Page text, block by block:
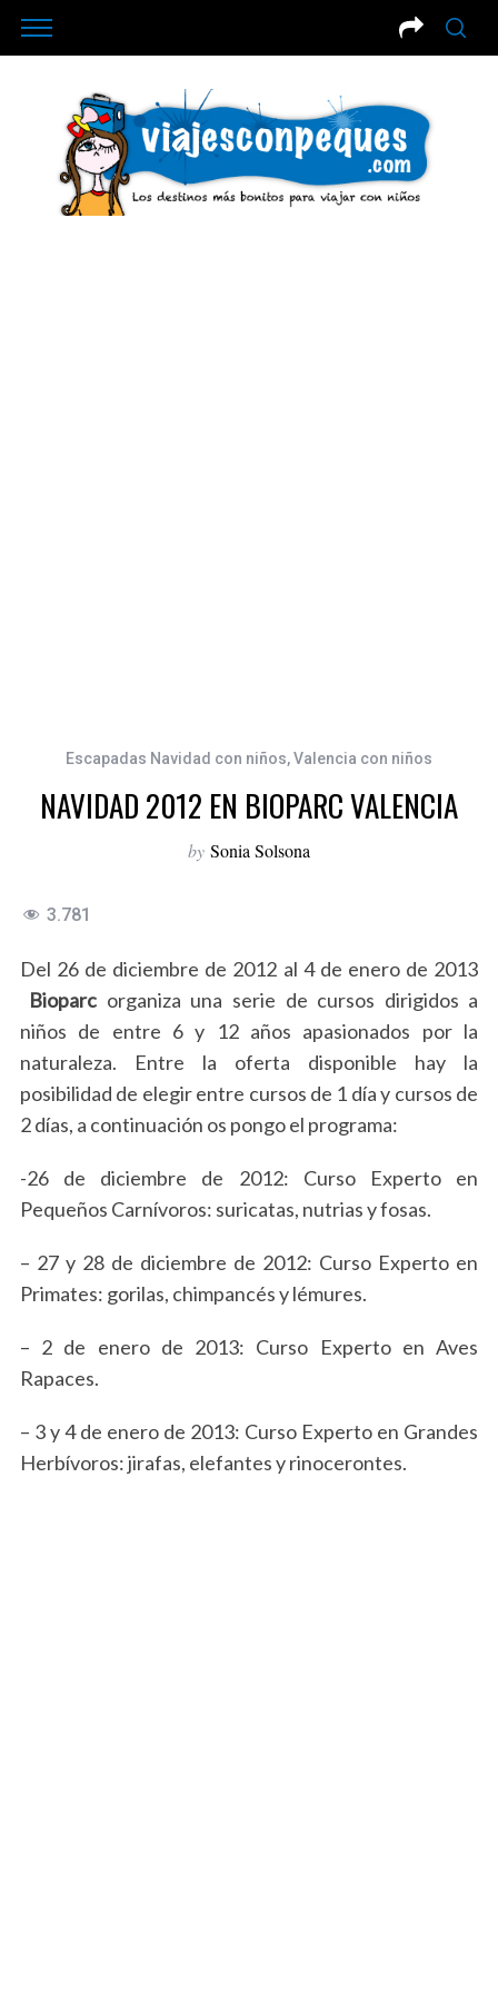
Escapadas Navidad con niños,Valencia con niños
NAVIDAD 2012 EN BIOPARC VALENCIA
by Sonia Solsona
3.781
Del 26 de diciembre de 2012 al 4 de enero de 2013
Bioparc organiza una serie de cursos dirigidos a
niños de entre 6 y 12 años apasionados por la
naturaleza. Entre la oferta disponible hay la
posibilidad de elegir entre cursos de 1 día y cursos de
2 días, a continuación os pongo el programa:
-26 de diciembre de 2012: Curso Experto en
Pequeños Carnívoros: suricatas, nutrias y fosas.
– 27 y 28 de diciembre de 2012: Curso Experto en
Primates: gorilas, chimpancés y lémures.
– 2 de enero de 2013: Curso Experto en Aves
Rapaces.
– 3 y 4 de enero de 2013: Curso Experto en Grandes
Herbívoros: jirafas, elefantes y rinocerontes.